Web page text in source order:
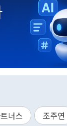
너스 조주연